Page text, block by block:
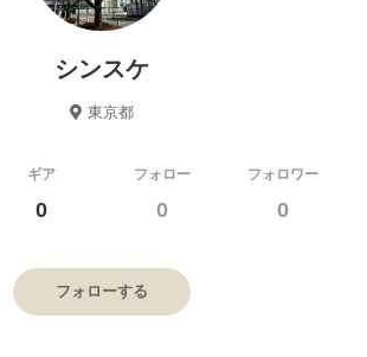
シンスケ
東京都
ギア
0
フォロー
0
フォロワー
0
フォローする